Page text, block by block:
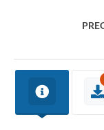
Carta de Serviços
Turismo